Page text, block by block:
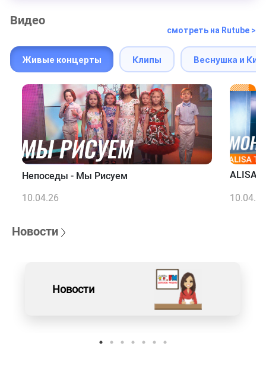
Видео
смотреть на Rutube >
Живые концерты Клипы Веснушка и
Непоседы - Мы Рисуем
10.04.26
ALISA
10.04.26
Новости
Новости